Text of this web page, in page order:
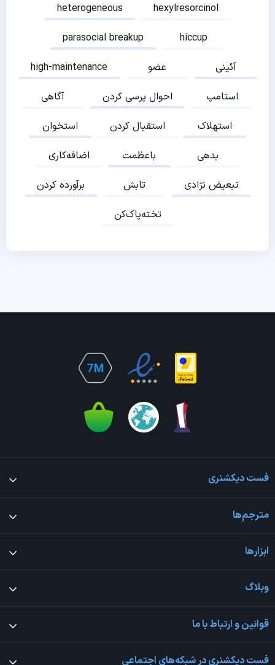
heterogeneous
hexylresorcinol
parasocial breakup
hiccup
high-maintenance
عضو
آئینی
آگاهی
احوال پرسی کردن
استامپ
استخوان
استقبال کردن
استهلاک
اضافه‌کاری
باعظمت
بدهی
برآورده کردن
تابش
تبعیض نژادی
تخته‌پاک‌کن
فست دیکشنری
مترجم‌ها
ابزارها
وبلاگ
قوانین و ارتباط با ما
فست دیکشنری در شبکه‌های اجتماعی